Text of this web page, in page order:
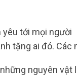
yêu tới mọi người
tặng ai đó. Các
nguyên